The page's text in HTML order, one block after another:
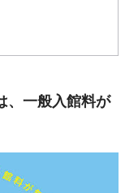
、一般入館料が